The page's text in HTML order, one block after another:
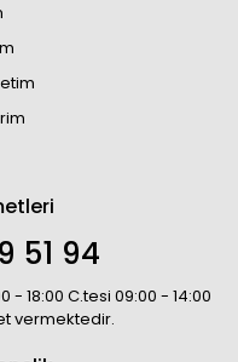
51 94
18:00 C.tesi 09:00 - 14:00
vermektedir.